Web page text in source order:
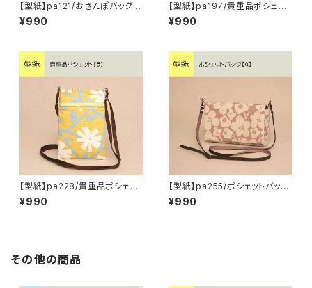
【型紙】pa121/おさんぽバッグ
【2】
¥990
【型紙】pa197/貴重品ポシェット
【3】
¥990
【型紙】pa228/貴重品ポシェッ
ト【5】
¥990
【型紙】pa255/ポシェットバッグ
【4】
¥990
その他の商品